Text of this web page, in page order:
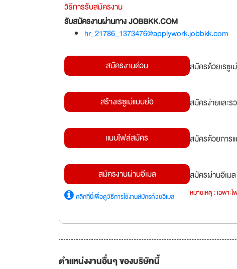
วิธีการรับสมัครงาน
รับสมัครงานผ่านทาง JOBBKK.COM
hr_21786_1373476@applywork.jobbkk.com
สมัครงานด่วน สมัครด้วยเรซู
สร้างเรซูเม่แบบย่อ สมัครง่ายและ
แนบไฟล์สมัคร สมัครด้วยการ
สมัครงานผ่านอีเมล
คลิกที่นี่เพื่อดูวิธีการใช้งานสมัครด้วยอีเมล
สมัครผ่านอีเม
หมายเหตุ : เฉพาะ
ตำแหน่งงานอื่นๆ ของบริษัทนี้